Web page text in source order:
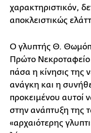
χαρακτηριστικόν,
αποκλειστικώς
Ο γλυπτής Θ.
Πρώτο Νεκροταφείο
πάσα η κίνησις της
ανάγκη και η
προκειμένου αυτοί
στην ανάπτυξη της
«αρχαιότερης